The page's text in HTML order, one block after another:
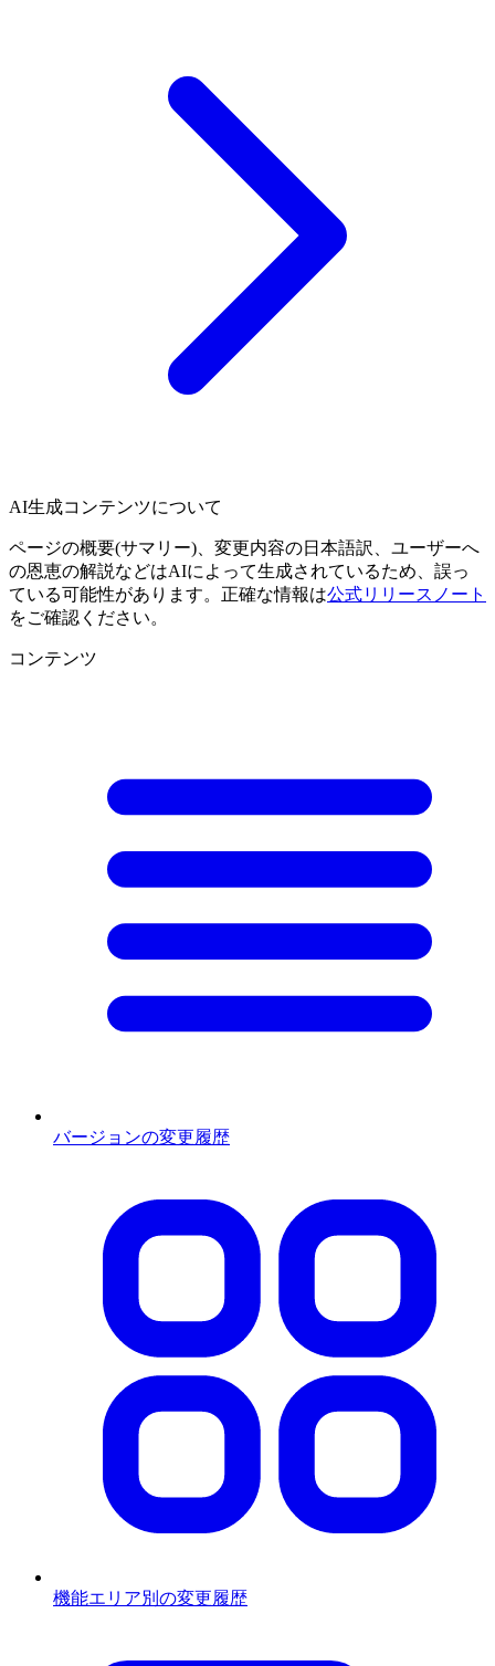
AI生成コンテンツについて
ページの概要(サマリー)、変更内容の日本語訳、ユーザーへ
の恩恵の解説などはAIによって生成されているため、誤っ
ている可能性があります。正確な情報は公式リリースノート
をご確認ください。
コンテンツ
バージョンの変更履歴
機能エリア別の変更履歴